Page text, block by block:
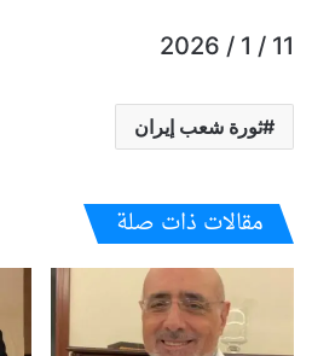
11 / 1 / 2026
ثورة شعب إيران
مقالات ذات صلة